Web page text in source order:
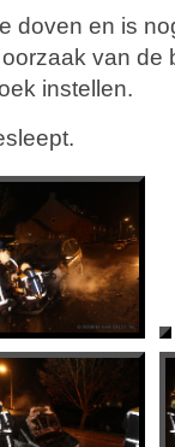
doven en is
van de
instellen.